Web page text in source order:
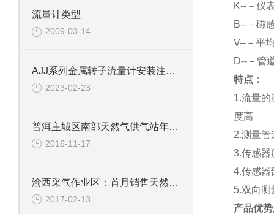
流量计类型
2009-03-14
AJJ系列金属转子流量计安装注意事项
2023-02-23
普洱主城区南部天然气供气站年内有望投入使用
2016-11-17
渝西采气作业区：首月销售天然气破6千万方
2017-02-13
K--－仪
B--－磁
V--－平
D--－管
特点：
1.流量的
度高
2.测量管
3.传感器
4.传感器
5.双向测
产品优